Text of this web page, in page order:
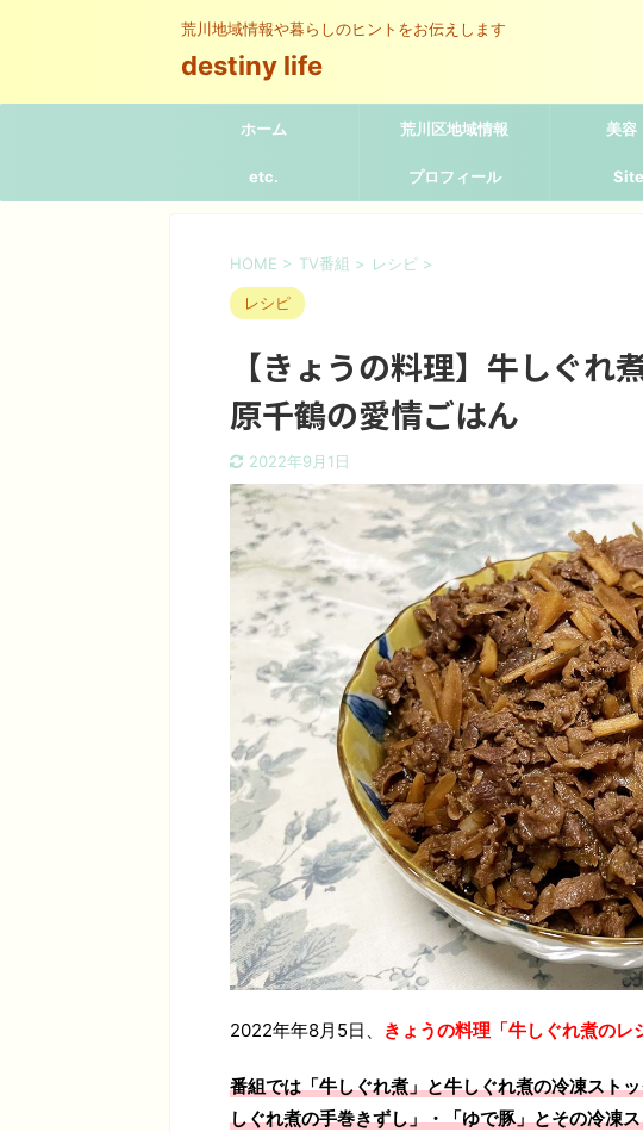
荒川地域情報や暮らしのヒントをお伝えします
destiny life
ホーム 荒川区地域情報 美容
etc. プロフィール
HOME > TV番組 > レシピ >
レシピ
【きょうの料理】牛しぐれ
原千鶴の愛情ごはん
2022年9月1日
2022年年8月5日、 きょうの料理「牛しぐれ煮のレ
番組では「牛しぐれ煮」と牛しぐれ煮の冷凍スト
しぐれ煮の手巻きずし」・「ゆで豚」とその冷凍